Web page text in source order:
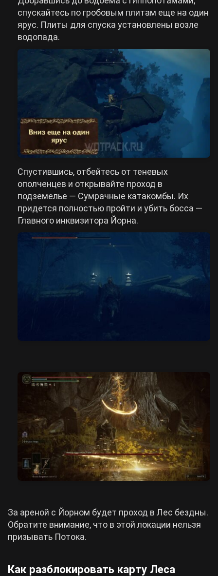
спускайтесь по гробовым плитам еще на один
ярус. Плиты для спуска установлены возле
водопада.
Спустившись, отбейтесь от теневых
ополченцев и открывайте проход в
подземелье — Сумрачные катакомбы. Их
придется полностью пройти и убить босса —
Главного инквизитора Йорна.
За ареной с Йорном будет проход в Лес бездны.
Обратите внимание, что в этой локации нельзя
призывать Потока.
Как разблокировать карту Леса